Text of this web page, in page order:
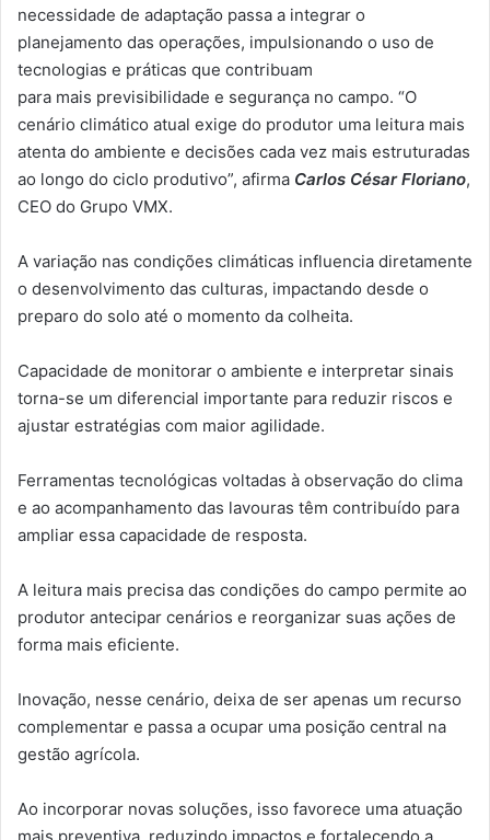
necessidade de adaptação passa a integrar o
planejamento das operações, impulsionando o uso de
tecnologias e práticas que contribuam
para mais previsibilidade e segurança no campo. “O
cenário climático atual exige do produtor uma leitura mais
atenta do ambiente e decisões cada vez mais estruturadas
ao longo do ciclo produtivo”, afirma Carlos César Floriano,
CEO do Grupo VMX.
A variação nas condições climáticas influencia diretamente
o desenvolvimento das culturas, impactando desde o
preparo do solo até o momento da colheita.
Capacidade de monitorar o ambiente e interpretar sinais
torna-se um diferencial importante para reduzir riscos e
ajustar estratégias com maior agilidade.
Ferramentas tecnológicas voltadas à observação do clima
e ao acompanhamento das lavouras têm contribuído para
ampliar essa capacidade de resposta.
A leitura mais precisa das condições do campo permite ao
produtor antecipar cenários e reorganizar suas ações de
forma mais eficiente.
Inovação, nesse cenário, deixa de ser apenas um recurso
complementar e passa a ocupar uma posição central na
gestão agrícola.
Ao incorporar novas soluções, isso favorece uma atuação